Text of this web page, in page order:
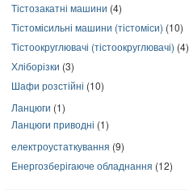
Тістозакатні машини (4)
Тістомісильні машини (тістоміси) (10)
Тістоокруглювачі (тістоокруглювачі) (4)
Хліборізки (3)
Шафи розстійні (10)
Ланцюги (1)
Ланцюги приводні (1)
електроустаткування (9)
Енергозберігаюче обладнання (12)